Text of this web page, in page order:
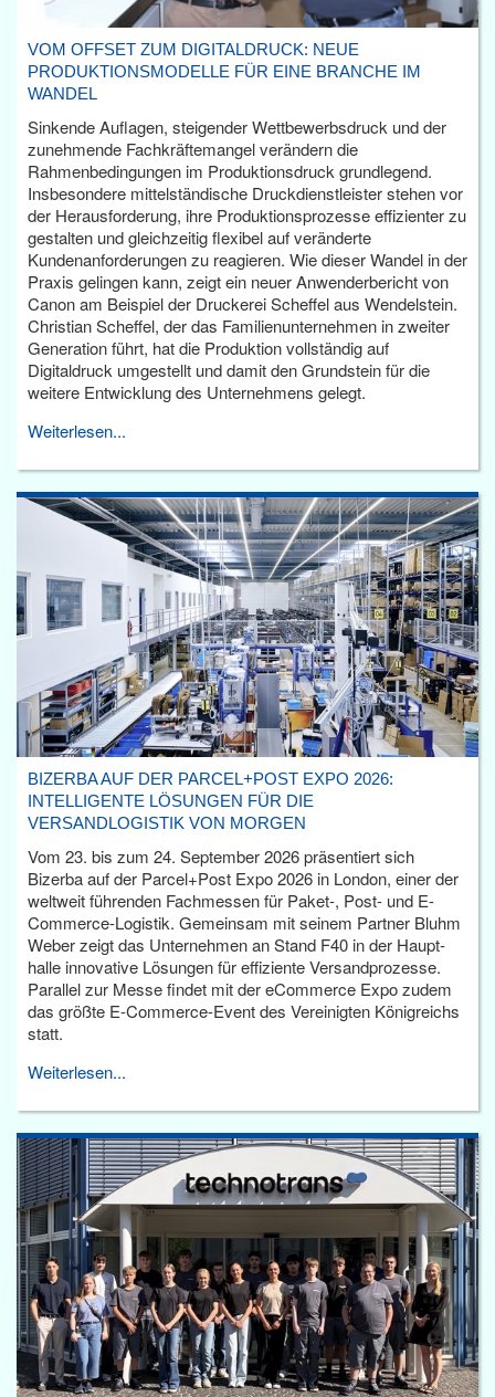
VOM OFFSET ZUM DIGITALDRUCK: NEUE
PRODUKTIONSMODELLE FÜR EINE BRANCHE IM
WANDEL
Sinkende Auflagen, steigender Wettbewerbsdruck und der
zunehmende Fachkräftemangel verändern die
Rahmenbedingungen im Produktionsdruck grundlegend.
Insbesondere mittelständische Druckdienstleister stehen vor
der Herausforderung, ihre Produktionsprozesse effizienter zu
gestalten und gleichzeitig flexibel auf veränderte
Kundenanforderungen zu reagieren. Wie dieser Wandel in der
Praxis gelingen kann, zeigt ein neuer Anwenderbericht von
Canon am Beispiel der Druckerei Scheffel aus Wendelstein.
Christian Scheffel, der das Familienunternehmen in zweiter
Generation führt, hat die Produktion vollständig auf
Digitaldruck umgestellt und damit den Grundstein für die
weitere Entwicklung des Unternehmens gelegt.
Weiterlesen...
BIZERBA AUF DER PARCEL+POST EXPO 2026:
INTELLIGENTE LÖSUNGEN FÜR DIE
VERSANDLOGISTIK VON MORGEN
Vom 23. bis zum 24. September 2026 präsentiert sich
Bizerba auf der Parcel+Post Expo 2026 in London, einer der
weltweit führenden Fachmessen für Paket-, Post- und E-
Commerce-Logistik. Gemeinsam mit seinem Partner Bluhm
Weber zeigt das Unternehmen an Stand F40 in der Haupt­
halle innovative Lösungen für effiziente Versandprozesse.
Parallel zur Messe findet mit der eCommerce Expo zudem
das größte E-Commerce-Event des Vereinigten Königreichs
statt.
Weiterlesen...